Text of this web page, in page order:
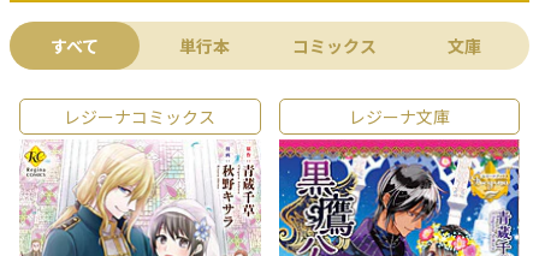
すべて 単行本 コミックス 文庫
レジーナコミックス レジーナ文庫